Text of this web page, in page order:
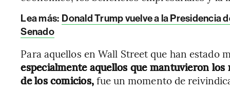
Lea más: Donald Trump vuelve a la Presidencia
Senado
Para aquellos en Wall Street que han estado
especialmente aquellos que mantuvieron
de los comicios,fue un momento de